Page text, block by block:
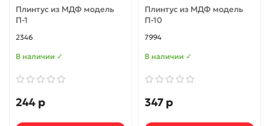
Плинтус из МДФ модель
П-1
2346
В наличии ✓
244 р
Плинтус из МДФ модель
П-10
7994
В наличии ✓
347 р